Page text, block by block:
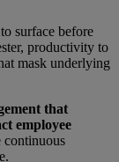
surface before
productivity to
mask underlying
that
employee
continuous